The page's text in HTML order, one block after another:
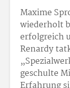
Maxime
wiederholt
erfolgreich
Renardy
geschulte